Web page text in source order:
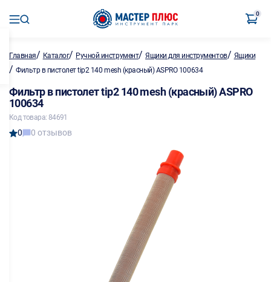
0
Главная/ Каталог/ Ручной инструмент/Ящики для инструментов/ Ящики
/ Фильтр в пистолет tip2 140 mesh (красный) ASPRO 100634
Фильтр в пистолет tip2 140 mesh (красный) ASPRO
100634
Код товара: 84691
0 0 отзывов